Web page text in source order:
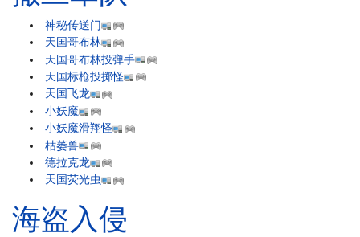
神秘传送门
天国哥布林
天国哥布林投弹手
天国标枪投掷怪
天国飞龙
小妖魔
小妖魔滑翔怪
枯萎兽
德拉克龙
天国荧光虫
海盗入侵